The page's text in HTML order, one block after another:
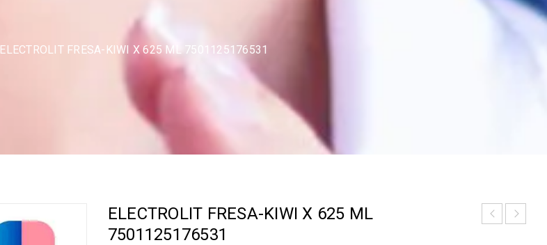
ELECTROLIT FRESA-KIWI X 625 ML 7501125176531
ELECTROLIT FRESA-KIWI X 625 ML
7501125176531